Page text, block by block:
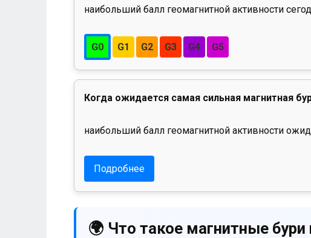
наибольший балл геомагнитной активности
G0 G1 G2 G3 G4 G5
Когда ожидается самая сильная магнитная
наибольший балл геомагнитной активности
Подробнее
🌍 Что такое магнитные бури